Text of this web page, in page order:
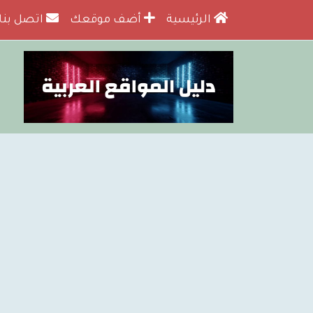
الرئيسية أضف موقعك اتصل بنا